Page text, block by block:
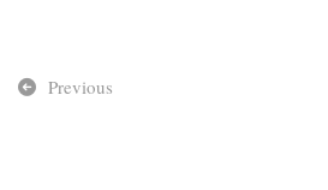
Previous